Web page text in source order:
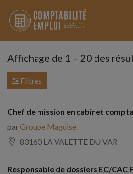
Affichage de 1 – 20 des
Filtres
Chef de mission en cabinet
parGroupe Maguise
83160 LA VALETTE DU VAR
Responsable de dossiers EC/CAC